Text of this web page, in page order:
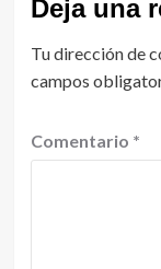
Deja una
Tu dirección de
campos
Comentario *